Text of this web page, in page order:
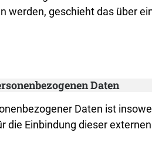
werden, geschieht das über
Daten
Daten ist
die Einbindung dieser